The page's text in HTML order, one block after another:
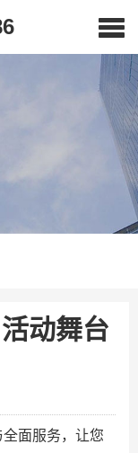
动舞台
面服务，让您